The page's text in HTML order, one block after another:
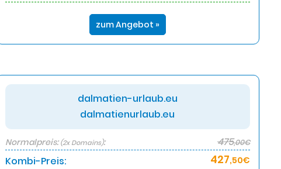
zum Angebot »
dalmatien-urlaub.eu
dalmatienurlaub.eu
Normalpreis:(2x Domains): 475,00€
Kombi-Preis: 427,50€